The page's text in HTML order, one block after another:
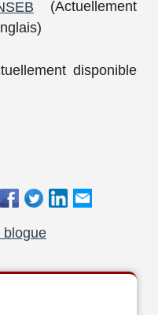
(Actuellement
disponible
blogue